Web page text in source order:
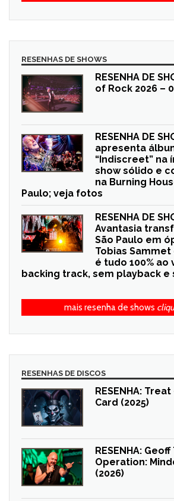
RESENHAS DE SHOWS
RESENHA DE
of Rock 2026 –
RESENHA DE
apresenta
“Indiscreet” na
show sólido e
na Burning
Paulo; veja fotos
RESENHA DE
Avantasia
São Paulo em
Tobias Sammet
é tudo 100% ao
backing track, sem playback e
mais resenha de shows
RESENHAS DE DISCOS
RESENHA:
Card (2025)
RESENHA:
Operation:
(2026)